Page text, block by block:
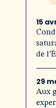
15
de
29
Aux